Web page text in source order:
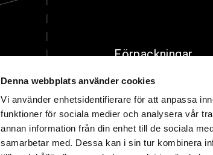
Denna webbplats använder cookies
Vi använder enhetsidentifierare för att anpassa
funktioner för sociala medier och analysera vår
annan information från din enhet till de sociala
samarbetar med. Dessa kan i sin tur kombinera
Förpackningar
Vi tar hand om ömtåliga och värdefulla
produkter